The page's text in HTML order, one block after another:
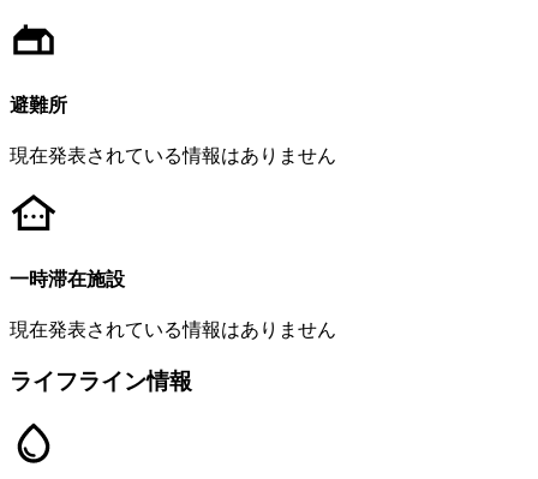
避難所
現在発表されている情報はありません
一時滞在施設
現在発表されている情報はありません
ライフライン情報